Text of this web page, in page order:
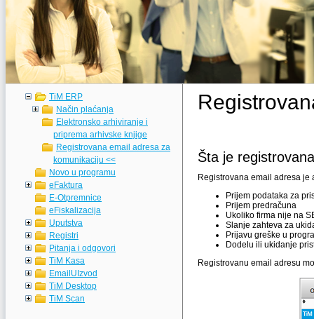
TiM ERP
Način plaćanja
Elektronsko arhiviranje i
priprema arhivske knjige
Registrovana email adresa za
komunikaciju <<
Novo u programu
eFaktura
E-Otpremnice
eFiskalizacija
Uputstva
Registri
Pitanja i odgovori
TiM Kasa
EmailUIzvod
TiM Desktop
TiM Scan
Šta je
Registrovana email adresa
Prijem podataka za
Prijem predračuna
Ukoliko firma nije na
Slanje zahteva za
Prijavu greške u
Dodelu ili ukidanje
Registrovanu email adresu